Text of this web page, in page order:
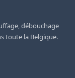
débouchage
toute la Belgique.